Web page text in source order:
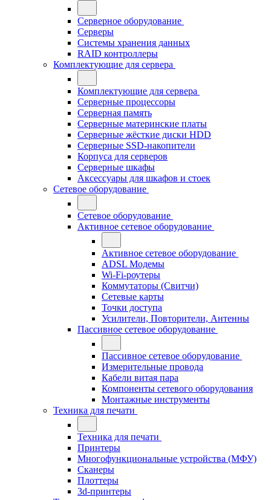
Серверное оборудование
Серверы
Системы хранения данных
RAID контроллеры
Комплектующие для сервера
Комплектующие для сервера
Серверные процессоры
Серверная память
Серверные материнские платы
Серверные жёсткие диски HDD
Серверные SSD-накопители
Корпуса для серверов
Серверные шкафы
Аксессуары для шкафов и стоек
Сетевое оборудование
Сетевое оборудование
Активное сетевое оборудование
Активное сетевое оборудование
ADSL Модемы
Wi-Fi-роутеры
Коммутаторы (Свитчи)
Сетевые карты
Точки доступа
Усилители, Повторители, Антенны
Пассивное сетевое оборудование
Пассивное сетевое оборудование
Измерительные провода
Кабели витая пара
Компоненты сетевого оборудования
Монтажные инструменты
Техника для печати
Техника для печати
Принтеры
Многофункциональные устройства (МФУ)
Сканеры
Плоттеры
3d-принтеры